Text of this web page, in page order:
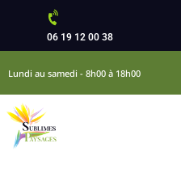
06 19 12 00 38
Lundi au samedi - 8h00 à 18h00